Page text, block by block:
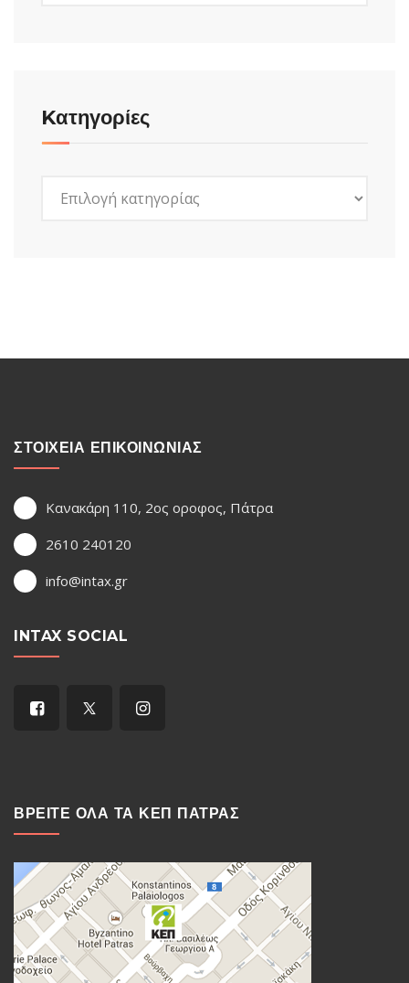
Kατηγορίες
ΣΤΟΙΧΕΙΑ ΕΠΙΚΟΙΝΩΝΙΑΣ
Κανακάρη 110, 2ος οροφος, Πάτρα
2610 240120
info@intax.gr
INTAX SOCIAL
ΒΡΕΙΤΕ ΟΛΑ ΤΑ ΚΕΠ ΠΑΤΡΑΣ